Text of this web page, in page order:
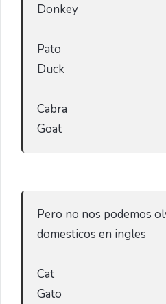
Donkey
Pato
Duck
Cabra
Goat
Pero no nos podemos
domesticos en ingles
Cat
Gato